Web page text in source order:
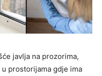
javlja na prozorima,
prostorijama gdje ima